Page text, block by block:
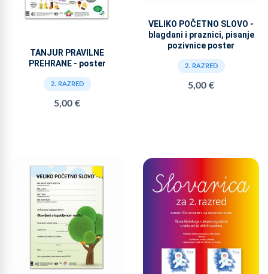
TANJUR PRAVILNE
PREHRANE - poster
2. RAZRED
5,00 €
VELIKO POČETNO SLOVO -
blagdani i praznici, pisanje
pozivnice poster
2. RAZRED
5,00 €